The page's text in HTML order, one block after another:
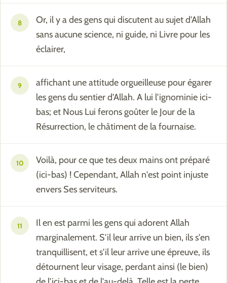
8
Or, il y a des gens qui discutent au sujet d'Allah
sans aucune science, ni guide, ni Livre pour les
éclairer,
9
affichant une attitude orgueilleuse pour égarer
les gens du sentier d'Allah. A lui l'ignominie ici-
bas; et Nous Lui ferons goûter le Jour de la
Résurrection, le châtiment de la fournaise.
10
Voilà, pour ce que tes deux mains ont préparé
(ici-bas) ! Cependant, Allah n'est point injuste
envers Ses serviteurs.
11
Il en est parmi les gens qui adorent Allah
marginalement. S'il leur arrive un bien, ils s'en
tranquillisent, et s'il leur arrive une épreuve, ils
détournent leur visage, perdant ainsi (le bien)